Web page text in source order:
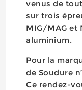
venus de
sur trois
MIG/MAG et
aluminium.
Pour la
de Soudure
Ce rendez-